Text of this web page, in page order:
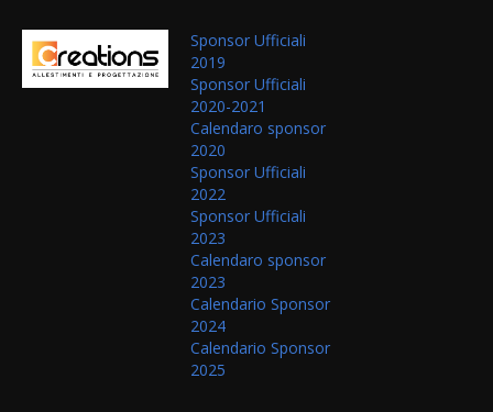
Sponsor Ufficiali
2019
Sponsor Ufficiali
2020-2021
Calendaro sponsor
2020
Sponsor Ufficiali
2022
Sponsor Ufficiali
2023
Calendaro sponsor
2023
Calendario Sponsor
2024
Calendario Sponsor
2025